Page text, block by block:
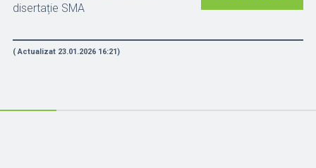
disertație SMA
( Actualizat 23.01.2026 16:21)